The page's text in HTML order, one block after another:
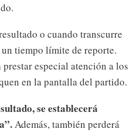
o cuando transcurre
tiempo límite de reporte.
especial atención a los
en la pantalla del partido.
se establecerá
Además, también perderá